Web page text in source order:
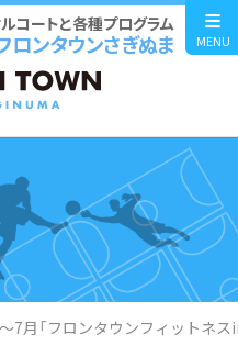
コートと各種プログラム
ロンタウンさぎぬま MENU
7月「フロンタウンフィットネ